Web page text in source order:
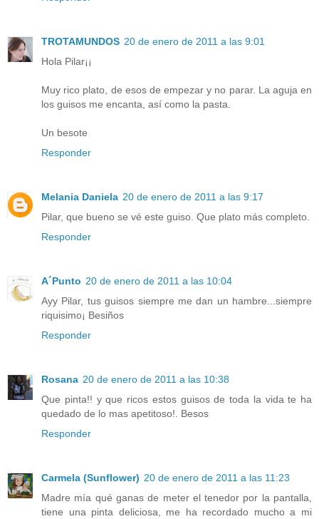
TROTAMUNDOS 20 de enero de 2011 a las 9:01
Hola Pilar¡¡
Muy rico plato, de esos de empezar y no parar. La aguja en
los guisos me encanta, así como la pasta.
Un besote
Responder
Melania Daniela 20 de enero de 2011 a las 9:17
Pilar, que bueno se vé este guiso. Que plato más completo.
Responder
A´Punto 20 de enero de 2011 a las 10:04
Ayy Pilar, tus guisos siempre me dan un hambre...siempre
riquisimo¡ Besiños
Responder
Rosana 20 de enero de 2011 a las 10:38
Que pinta!! y que ricos estos guisos de toda la vida te ha
quedado de lo mas apetitoso!. Besos
Responder
Carmela (Sunflower) 20 de enero de 2011 a las 11:23
Madre mía qué ganas de meter el tenedor por la pantalla,
tiene una pinta deliciosa, me ha recordado mucho a mi